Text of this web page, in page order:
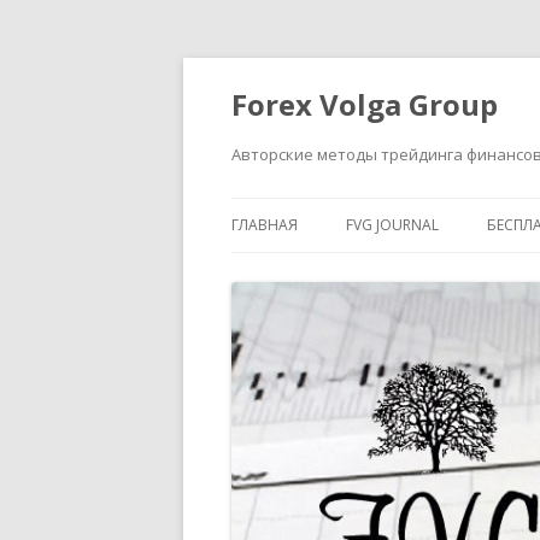
Forex Volga Group
Авторские методы трейдинга
ГЛАВНАЯ FVG JOURNAL